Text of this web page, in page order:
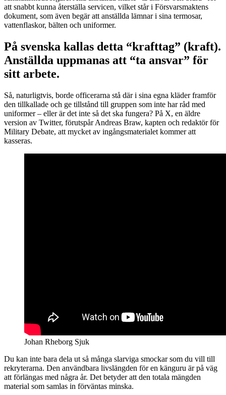
att snabbt kunna återställa servicen, vilket står i Försvarsmaktens
dokument, som även begär att anställda lämnar i sina termosar,
vattenflaskor, bälten och uniformer.
På svenska kallas detta “krafttag” (kraft).
Anställda uppmanas att “ta ansvar” för
sitt arbete.
Så, naturligtvis, borde officerarna stå där i sina egna kläder framför
den tillkallade och ge tillstånd till gruppen som inte har råd med
uniformer – eller är det inte så det ska fungera? På X, en äldre
version av Twitter, förutspår Andreas Braw, kapten och redaktör för
Military Debate, att mycket av ingångsmaterialet kommer att
kasseras.
Johan Rheborg Sjuk
Du kan inte bara dela ut så många slarviga smockar som du vill till
rekryterarna. Den användbara livslängden för en känguru är på väg
att förlängas med några år. Det betyder att den totala mängden
material som samlas in förväntas minska.